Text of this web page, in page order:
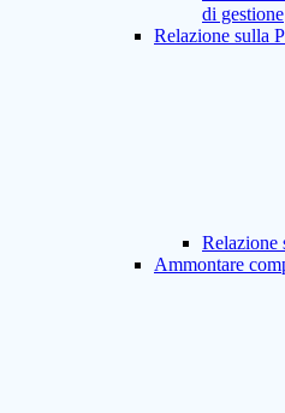
di gestione
Relazione sulla
Relazione
Ammontare